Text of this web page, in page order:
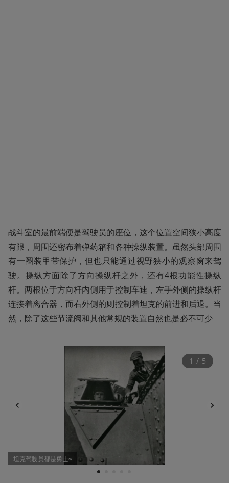
战斗室的最前端便是驾驶员的座位，这个位置空间狭小高度
有限，周围还密布着弹药箱和各种操纵装置。虽然头部周围
有一圈装甲带保护，但也只能通过视野狭小的观察窗来驾
驶。操纵方面除了方向操纵杆之外，还有4根功能性操纵
杆。两根位于方向杆内侧用于控制车速，左手外侧的操纵杆
连接着离合器，而右外侧的则控制着坦克的前进和后退。当
然，除了这些节流阀和其他常规的装置自然也是必不可少
坦克驾驶员都是勇士~
1
1 / 5